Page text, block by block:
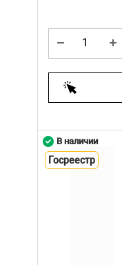
В наличии
Госреестр